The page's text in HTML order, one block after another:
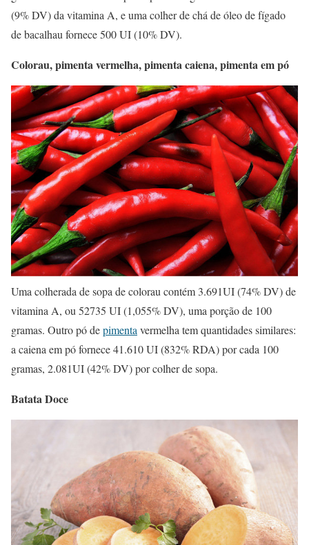
(9% DV) da vitamina A, e uma colher de chá de óleo de fígado
de bacalhau fornece 500 UI (10% DV).
Colorau, pimenta vermelha, pimenta caiena, pimenta em pó
Uma colherada de sopa de colorau contém 3.691UI (74% DV) de
vitamina A, ou 52735 UI (1,055% DV), uma porção de 100
gramas. Outro pó depimenta vermelha tem quantidades similares:
a caiena em pó fornece 41.610 UI (832% RDA) por cada 100
gramas, 2.081UI (42% DV) por colher de sopa.
Batata Doce